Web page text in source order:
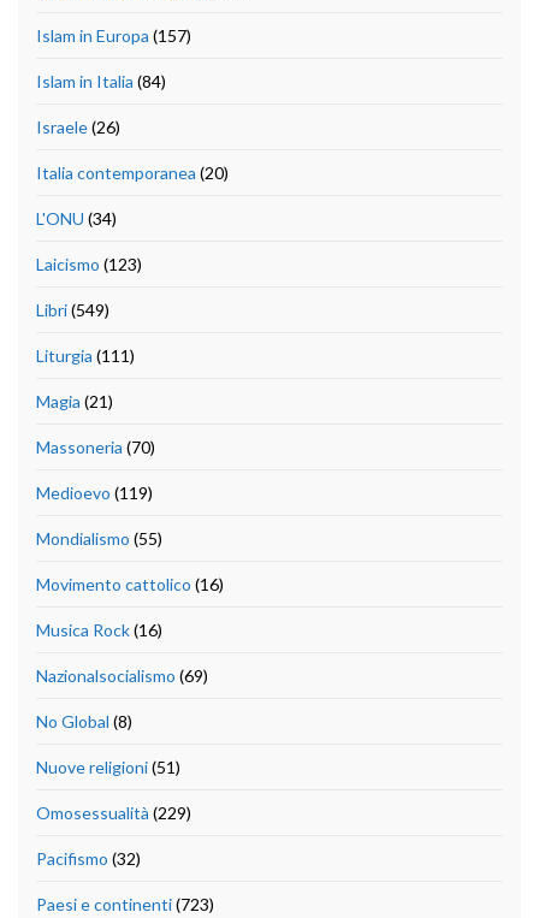
Islam in Europa (157)
Islam in Italia (84)
Israele(26)
Italia contemporanea (20)
L'ONU (34)
Laicismo (123)
Libri(549)
Liturgia (111)
Magia (21)
Massoneria (70)
Medioevo (119)
Mondialismo (55)
Movimento cattolico (16)
Musica Rock(16)
Nazionalsocialismo (69)
No Global (8)
Nuove religioni(51)
Omosessualità (229)
Pacifismo (32)
Paesi e continenti(723)